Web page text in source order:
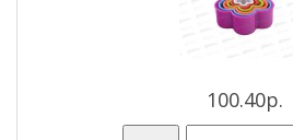
100.40р.